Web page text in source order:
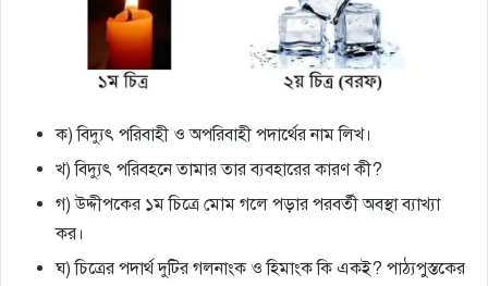
ক) বিদ্যুৎ পরিবাহী ও অপরিবাহী পদার্থের নাম লিখ।
খ) বিদ্যুৎ পরিবহনে তামার তার ব্যবহারের কারণ কী?
গ) উদ্দীপকের ১ম চিত্রে মােম গলে পড়ার পরবর্তী অবস্থা ব্যাখ্যা
কর।
ঘ) চিত্রের পদার্থ দুটির গলনাংক ও হিমাংক কি একই? পাঠ্যপুস্তকের